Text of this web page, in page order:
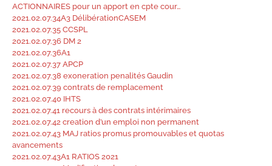
ACTIONNAIRES pour un apport en cpte cour…
2021.02.07.34A3 DélibérationCASEM
2021.02.07.35 CCSPL
2021.02.07.36 DM 2
2021.02.07.36A1
2021.02.07.37 APCP
2021.02.07.38 exoneration penalités Gaudin
2021.02.07.39 contrats de remplacement
2021.02.07.40 IHTS
2021.02.07.41 recours à des contrats intérimaires
2021.02.07.42 creation d’un emploi non permanent
2021.02.07.43 MAJ ratios promus promouvables et quotas
avancements
2021.02.07.43A1 RATIOS 2021